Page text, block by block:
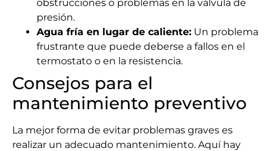
obstrucciones o problemas en la válvula de
presión.
Agua fría en lugar de caliente: Un problema
frustrante que puede deberse a fallos en el
termostato o en la resistencia.
Consejos para el
mantenimiento preventivo
La mejor forma de evitar problemas graves es
realizar un adecuado mantenimiento. Aquí hay